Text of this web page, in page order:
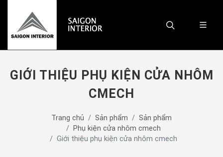
GIỚI THIỆU PHỤ KIỆN CỬA NHÔM
CMECH
Trang chủ Sản phẩm
Sản phẩm
Phụ kiện cửa nhôm cmech
Giới thiệu phụ kiện cửa nhôm cmech